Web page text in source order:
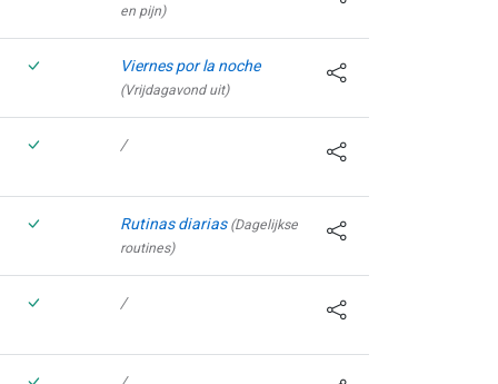
en pijn)
Viernes por la noche
(Vrijdagavond uit)
/
Rutinas diarias (Dagelijkse
routines)
/